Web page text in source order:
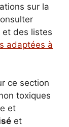
sur la
et des listes
adaptées à
ce section
toxiques
et
et